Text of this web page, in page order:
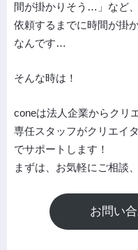
間が掛かりそう…」など
依頼するまでに時間が掛
なんです…
そんな時は！
coneは法人企業からクリ
専任スタッフがクリエイ
でサポートします！
まずは、お気軽にご相談
お問い合